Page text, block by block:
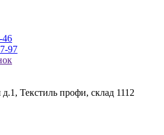
46
97
Текстиль профи, склад 1112